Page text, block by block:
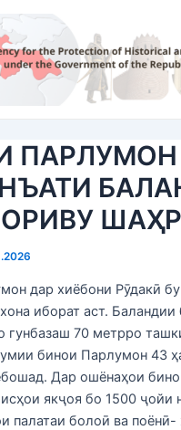
дар хиёбони Рӯдакӣ
иборат аст.
гунбазаш 70 метрро
бинои Парлумон 43
Дар ошёнаҳои
якҷоя бо 1500 ҷойи
палатаи болоӣ ва